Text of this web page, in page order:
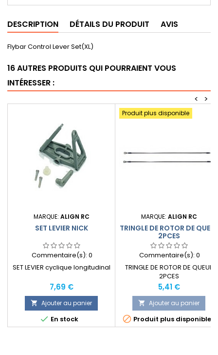
DESCRIPTION DÉTAILS DU PRODUIT AVIS
Flybar Control Lever Set(XL)
16 AUTRES PRODUITS QUI POURRAIENT VOUS
INTÉRESSER :
>
<
MARQUE: ALIGN RC
SET LEVIER NICK
Commentaire(s): 0
SET LEVIER cyclique longitudinal
Prix
7,69 €
 Ajouter au panier
 En stock
Produit plus disponible
MARQUE: ALIGN RC
TRINGLE DE ROTOR DE QUEUE
2PCES
Commentaire(s): 0
TRINGLE DE ROTOR DE QUEUE
2PCES
Prix
5,41 €
 Ajouter au panier
 Produit plus disponible